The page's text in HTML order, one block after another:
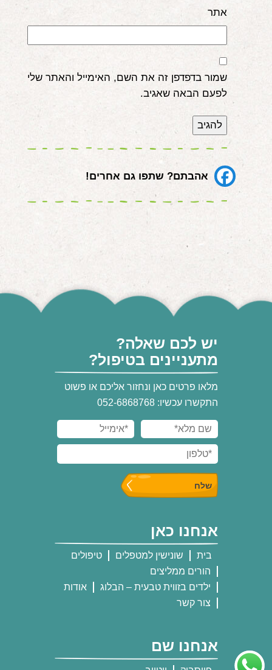
אתר
שמור בדפדפן זה את השם, האימייל והאתר שלי
לפעם הבאה שאגיב.
אהבתם? שתפו גם אחרים!
יש לכם שאלה?
מתעניינים בטיפול?
מלאו פרטים כאן ונחזור אליכם או פשוט
התקשרו עכשיו: 052-6868768
אנחנו כאן
בית שונישין למטפלים
טיפולים
הורים ממליצים
ילדים בזווית טבעית – הבלוג
אודות
צור קשר
אנחנו שם